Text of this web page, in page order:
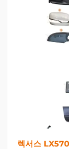
렉서스